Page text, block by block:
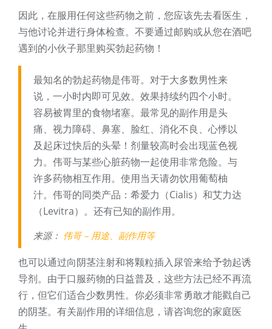
因此，在服用任何这些药物之前，您应该先去看医生，
与他讨论并进行身体检查。不要通过邮购或从您在酒吧
遇到的小伙子那里购买勃起药物！
最知名的勃起药物是伟哥。对于大多数男性来
说，一小时内即可见效。效果持续约四个小时。
容易被胃里的食物堵塞。最常见的副作用是头
痛、视力障碍、鼻塞、脸红、消化不良、心悸以
及起床过快后的头晕！剂量较高时会出现蓝色视
力。伟哥与某些心脏药物一起使用非常危险。与
许多药物相互作用。使用当天请勿饮用葡萄柚
汁。伟哥的同类产品：希爱力（Cialis）和艾力达
（Levitra）。还有已知的副作用。
来源： 伟哥 – 用途、副作用等
也可以通过向阴茎注射和将颗粒插入尿管来给予勃起诱
导剂。由于口服药物的日益普及，这些方法已经不再流
行，但它们适合少数男性。你必须非常勇敢才能戳自己
的阴茎。有关副作用的详细信息，请咨询您的家庭医